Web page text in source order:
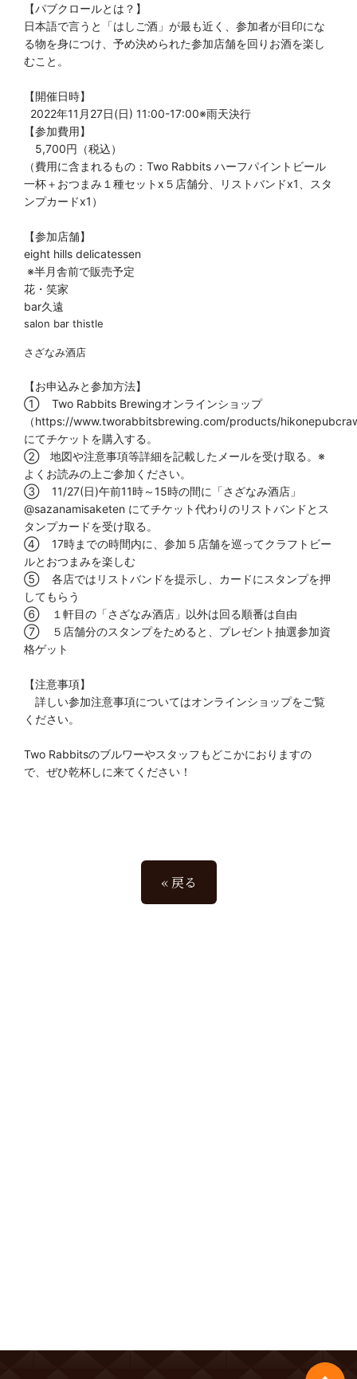
【パブクロールとは？】
日本語で言うと「はしご酒」が最も近く、参加者が目印にな
る物を身につけ、予め決められた参加店舗を回りお酒を楽し
むこと。
【開催日時】
2022年11月27日(日) 11:00-17:00※雨天決行
【参加費用】
5,700円（税込）
（費用に含まれるもの：Two Rabbits ハーフパイントビール
一杯＋おつまみ１種セットx５店舗分、リストバンドx1、スタ
ンプカードx1）
【参加店舗】
eight hills delicatessen
※半月舎前で販売予定
花・笑家
bar久遠
salon bar thistle
さざなみ酒店
【お申込みと参加方法】
① Two Rabbits Brewingオンラインショップ
（https://www.tworabbitsbrewing.com/products/
にてチケットを購入する。
② 地図や注意事項等詳細を記載したメールを受け取る。※
よくお読みの上ご参加ください。
③ 11/27(日)午前11時～15時の間に「さざなみ酒店」
@sazanamisaketen にてチケット代わりのリストバンドとス
タンプカードを受け取る。
④ 17時までの時間内に、参加５店舗を巡ってクラフトビー
ルとおつまみを楽しむ
⑤ 各店ではリストバンドを提示し、カードにスタンプを押
してもらう
⑥ １軒目の「さざなみ酒店」以外は回る順番は自由
⑦ ５店舗分のスタンプをためると、プレゼント抽選参加資
格ゲット
【注意事項】
詳しい参加注意事項についてはオンラインショップをご覧
ください。
Two Rabbitsのブルワーやスタッフもどこかにおりますの
で、ぜひ乾杯しに来てください！
« 戻る